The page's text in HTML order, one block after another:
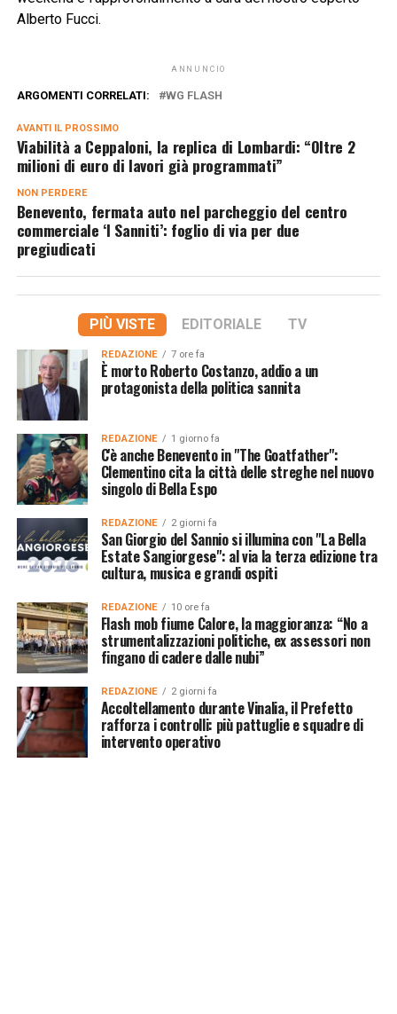
Alberto Fucci.
ANNUNCIO
ARGOMENTI CORRELATI: WG FLASH
AVANTI IL ​​PROSSIMO
Viabilità a Ceppaloni, la replica di Lombardi: “Oltre 2
milioni di euro di lavori già programmati”
NON PERDERE
Benevento, fermata auto nel parcheggio del centro
commerciale ‘I Sanniti’: foglio di via per due
pregiudicati
PIÙ VISTE EDITORIALE TV
REDAZIONE 7 ore fa
È morto Roberto Costanzo, addio a un
protagonista della politica sannita
REDAZIONE 1 giorno fa
C'è anche Benevento in "The Goatfather":
Clementino cita la città delle streghe nel nuovo
singolo di Bella Espo
REDAZIONE 2 giorni fa
San Giorgio del Sannio si illumina con "La Bella
Estate Sangiorgese": al via la terza edizione tra
cultura, musica e grandi ospiti
REDAZIONE 10 ore fa
Flash mob fiume Calore, la maggioranza: “No a
strumentalizzazioni politiche, ex assessori non
fingano di cadere dalle nubi”
REDAZIONE 2 giorni fa
Accoltellamento durante Vinalia, il Prefetto
rafforza i controlli: più pattuglie e squadre di
intervento operativo